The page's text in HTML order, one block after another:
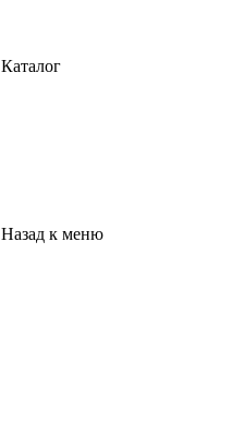
Каталог
Назад к меню